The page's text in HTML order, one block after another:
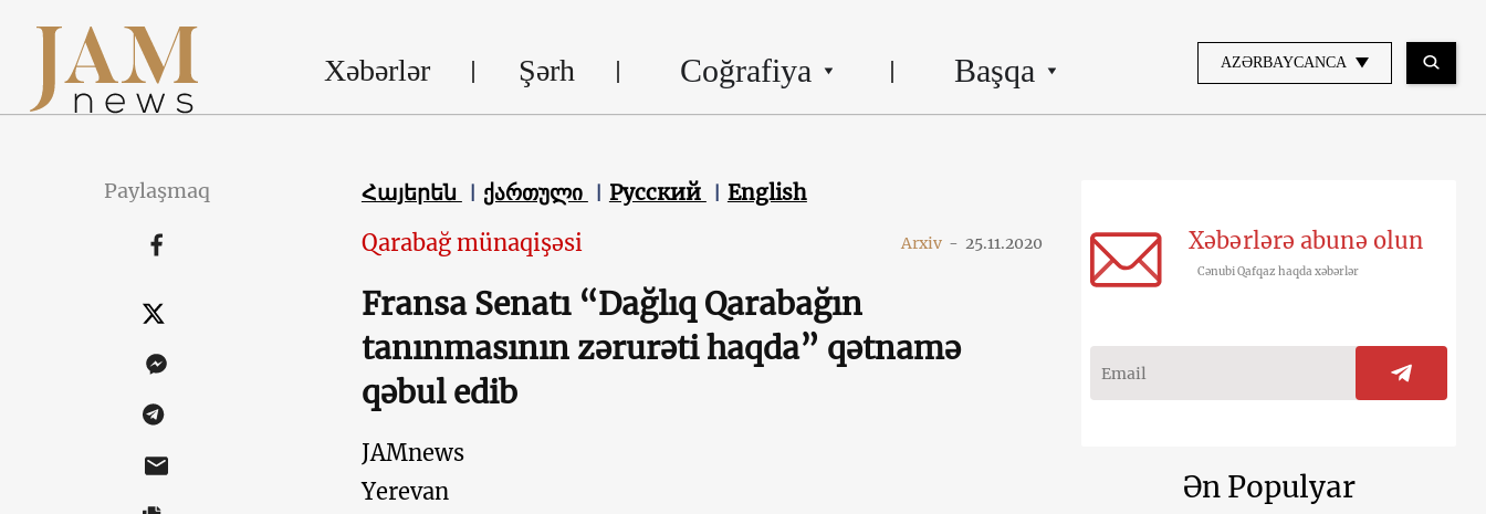
Xəbərlər Şərh Coğrafiya Başqa AZƏRBAYCANCA
Paylaşmaq Հայերեն ქართული Русский English
Qarabağ münaqişəsi Arxiv - 25.11.2020
Fransa Senatı “Dağlıq Qarabağın
tanınmasının zərurəti haqda” qətnamə
qəbul edib
JAMnews
Yerevan
Xəbərlərə abunə olun
Cənubi Qafqaz haqda xəbərlər
Ən Populyar